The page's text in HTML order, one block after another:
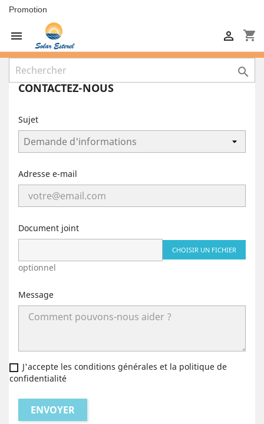
Promotion
 shopping_cart


CONTACTEZ-NOUS
Sujet
Adresse e-mail
Document joint
CHOISIR UN FICHIER
optionnel
Message
J'accepte les conditions générales et la politique de
confidentialité